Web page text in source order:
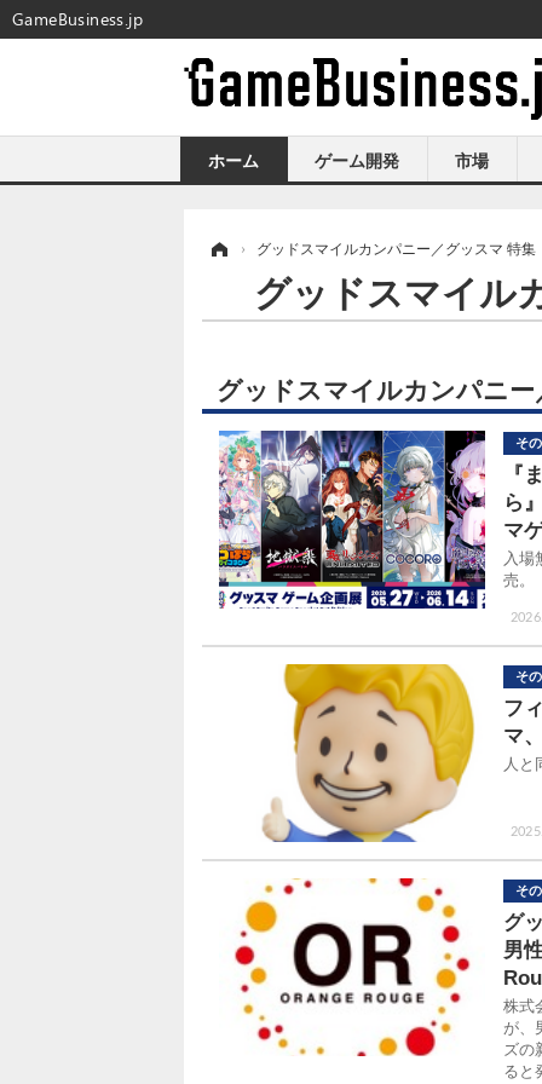
ホーム ゲーム開発 市場
› グッドスマイルカンパニー／グッスマ 特集
グッドスマイル
グッドスマイルカンパニ
そ
『
ら
マ
入場
売。
そ
フ
マ
人と
そ
グ
男
株式
が、
ズの
ると
GameBusiness.jp